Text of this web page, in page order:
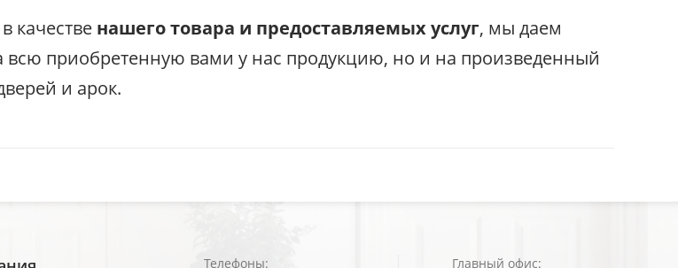
качестве нашего товара и предоставляемых услуг, мы даем
всю приобретенную вами у нас продукцию, но и на произведенный
и арок.
Телефоны: Главный офис: